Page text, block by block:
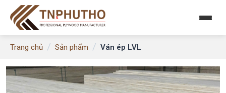
Trang chủ / Sản phẩm / Ván ép LVL